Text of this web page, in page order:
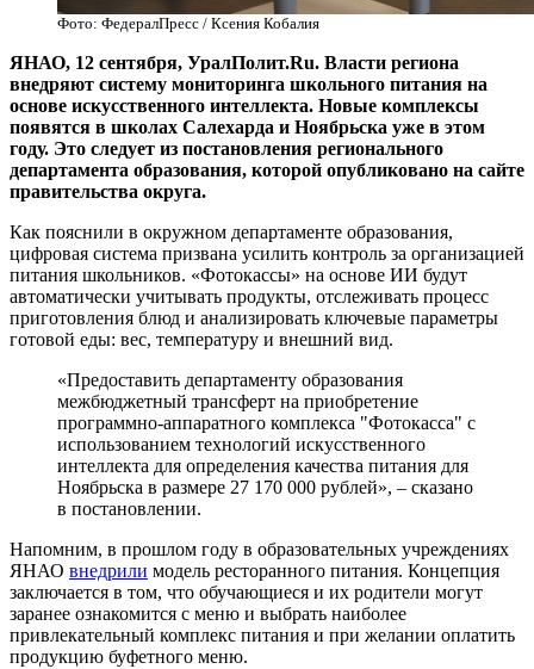
Фото: ФедералПресс / Ксения Кобалия
ЯНАО, 12 сентября, УралПолит.Ru. Власти региона
внедряют систему мониторинга школьного питания на
основе искусственного интеллекта. Новые комплексы
появятся в школах Салехарда и Ноябрьска уже в этом
году. Это следует из постановления регионального
департамента образования, которой опубликовано на сайте
правительства округа.
Как пояснили в окружном департаменте образования,
цифровая система призвана усилить контроль за организацией
питания школьников. «Фотокассы» на основе ИИ будут
автоматически учитывать продукты, отслеживать процесс
приготовления блюд и анализировать ключевые параметры
готовой еды: вес, температуру и внешний вид.
«Предоставить департаменту образования
межбюджетный трансферт на приобретение
программно-аппаратного комплекса "Фотокасса" с
использованием технологий искусственного
интеллекта для определения качества питания для
Ноябрьска в размере 27 170 000 рублей», – сказано
в постановлении.
Напомним, в прошлом году в образовательных учреждениях
ЯНАО внедрили модель ресторанного питания. Концепция
заключается в том, что обучающиеся и их родители могут
заранее ознакомится с меню и выбрать наиболее
привлекательный комплекс питания и при желании оплатить
продукцию буфетного меню.